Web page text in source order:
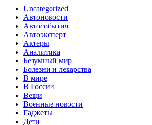
Uncategorized
Автоновости
Автособытия
Автоэксперт
Актеры
Аналитика
Безумный мир
Болезни и лекарства
В мире
В России
Вещи
Военные новости
Гаджеты
Дети